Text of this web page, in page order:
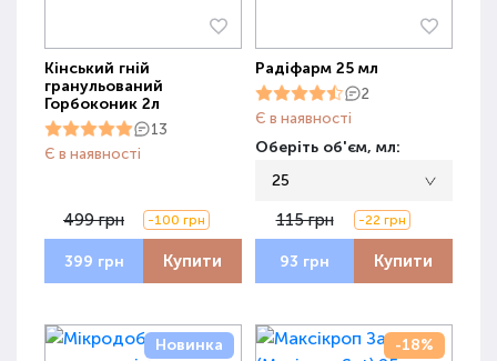
Кінський гній
гранульований
Горбоконик 2л
13
Є в наявності
499 грн -100 грн
399 грн Купити
Радіфарм 25 мл
2
Є в наявності
Оберіть об'єм, мл:
25
115 грн -22 грн
93 грн Купити
Новинка
-18%